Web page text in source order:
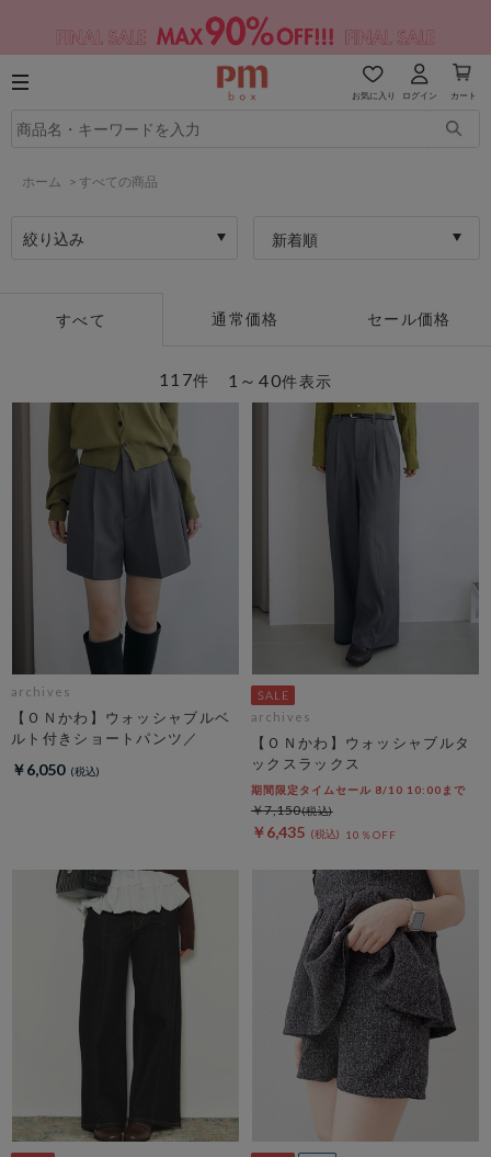
お気に入り ログイン カート
ホーム > すべての商品
絞り込み 新着順
すべて 通常価格 セール価格
1～40件表示
117件
archives
【ＯＮかわ】ウォッシャブルベ
ルト付きショートパンツ／
￥6,050
archives
【ＯＮかわ】ウォッシャブルタ
ックスラックス
期間限定タイムセール 8/10 10:00まで
￥6,435 10％OFF
￥7,150